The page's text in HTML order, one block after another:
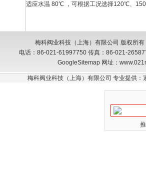
适应水温 80℃ ，可根据工况选择120℃、
梅科阀业科技（上海）有限公司 版权所
电话：86-021-61997750 传真：86-021-
GoogleSitemap网址：
梅科阀业科技（上海）有限公司 专业提供